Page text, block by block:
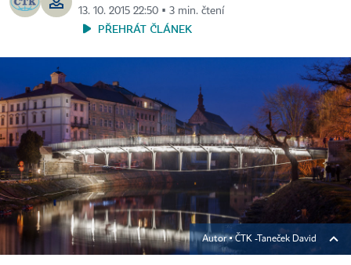
13. 10. 2015 22:50 ▪ 3 min. čtení
PŘEHRÁT ČLÁNEK
Autor ▪ČTK -Taneček David